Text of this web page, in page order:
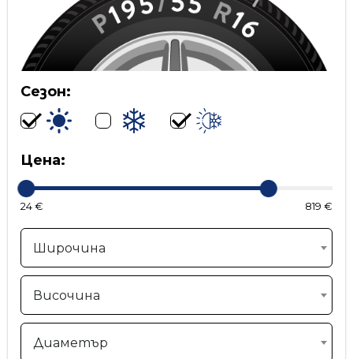
Сезон:
Цена:
24 € 819 €
Широчина
Височина
Диаметър